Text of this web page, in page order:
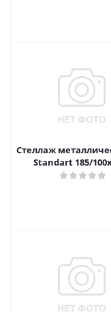
Стеллаж
Standart 185/